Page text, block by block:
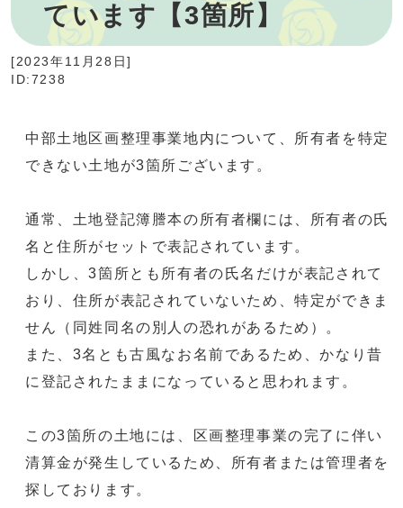
ています【3箇所】
[2023年11月28日]
ID:7238
中部土地区画整理事業地内について、所有者を特定
できない土地が3箇所ございます。
通常、土地登記簿謄本の所有者欄には、所有者の氏
名と住所がセットで表記されています。
しかし、3箇所とも所有者の氏名だけが表記されて
おり、住所が表記されていないため、特定ができま
せん（同姓同名の別人の恐れがあるため）。
また、3名とも古風なお名前であるため、かなり昔
に登記されたままになっていると思われます。
この3箇所の土地には、区画整理事業の完了に伴い
清算金が発生しているため、所有者または管理者を
探しております。